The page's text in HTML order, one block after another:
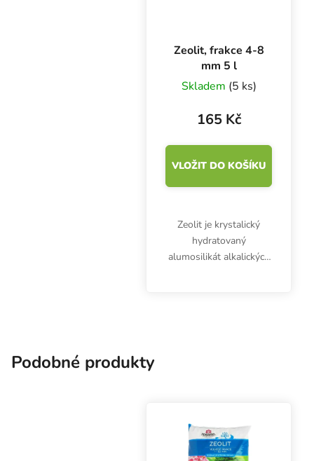
Zeolit, frakce 4-8
mm 5 l
Skladem (5 ks)
165 Kč
VLOŽIT DO KOŠÍKU
Zeolit je krystalický
hydratovaný
alumosilikát alkalických
Podobné produkty